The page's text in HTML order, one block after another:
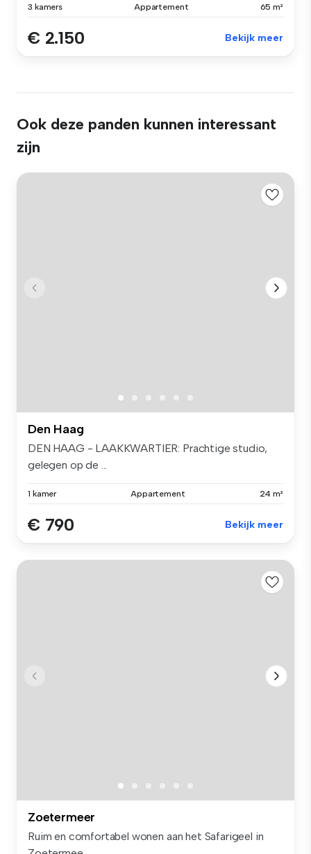
3 kamers Appartement 65 m²
€ 2.150 Bekijk meer
Ook deze panden kunnen interessant
zijn
Den Haag
DEN HAAG - LAAKKWARTIER: Prachtige studio,
gelegen op de ...
1 kamer Appartement 24 m²
€ 790 Bekijk meer
Zoetermeer
Ruim en comfortabel wonen aan het Safarigeel in